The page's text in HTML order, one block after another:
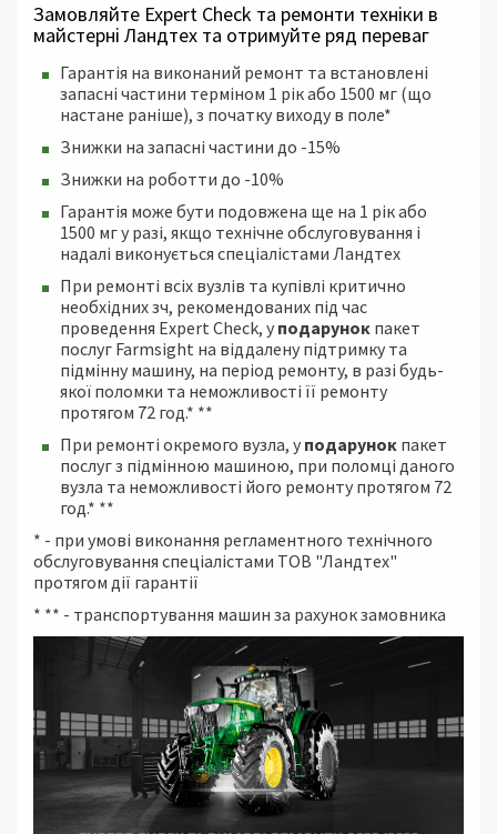
Замовляйте Expert Check та ремонти техніки в
майстерні Ландтех та отримуйте ряд переваг
Гарантія на виконаний ремонт та встановлені
запасні частини терміном 1 рік або 1500 мг (що
настане раніше), з початку виходу в поле*
Знижки на запасні частини до -15%
Знижки на роботти до -10%
Гарантія може бути подовжена ще на 1 рік або
1500 мг у разі, якщо технічне обслуговування і
надалі виконується спеціалістами Ландтех
При ремонті всіх вузлів та купівлі критично
необхідних зч, рекомендованих під час
проведення Expert Check, у подарунок пакет
послуг Farmsight на віддалену підтримку та
підмінну машину, на період ремонту, в разі будь-
якої поломки та неможливості її ремонту
протягом 72 год.* **
При ремонті окремого вузла, у подарунок пакет
послуг з підмінною машиною, при поломці даного
вузла та неможливості його ремонту протягом 72
год.* **
* - при умові виконання регламентного технічного
обслуговування спеціалістами ТОВ "Ландтех"
протягом дії гарантії
* ** - транспортування машин за рахунок замовника